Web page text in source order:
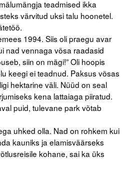
teadmised ikka
värvitud uksi talu hoonetel.
1994. Siis oli praegu avar
nad vennaga võsa raadasid
siin on mägi!” Oli hoopis
keegi ei teadnud. Paksus võsas
hektarine väli. Nüüd on seal
kena lattaiaga piiratud.
puid, tulevane park võtab
uhked olla. Nad on rohkem kui
kauniks ja elamisväärseks
kohane, sai ka üks